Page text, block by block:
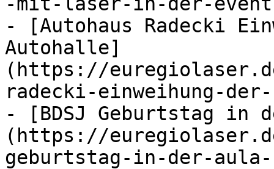
- [Autohaus Radecki
Autohalle]
(https://
radecki-einweihung-
- [BDSJ Geburtstag in
(https://
geburtstag-in-der-